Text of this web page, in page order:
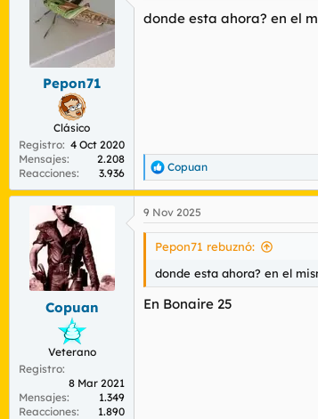
i
Pepon71
Clásico
Registro 4 Oct 2020
Mensajes
2.208
Reacciones
3.936
donde esta ahora? en el
R
e
c
c
n
e
s
Copuan
Copuan
Veterano
Registro
8 Mar 2021
Mensajes
1.349
Reacciones
1.890
9 Nov 2025
Pepon71 rebuznó:
donde esta ahora? en el
En Bonaire 25